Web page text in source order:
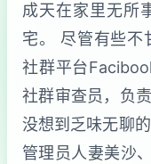
成天在家里无所
宅。 尽管有些不
社群平台
社群审查员，负
没想到乏味无聊
管理员人妻美沙